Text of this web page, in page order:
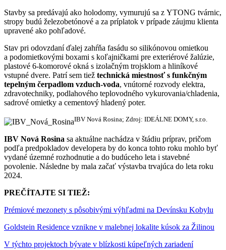
Stavby sa predávajú ako holodomy, vymurujú sa z YTONG tvárnic,
stropy budú železobetónové a za príplatok v prípade záujmu klienta
upravené ako pohľadové.
Stav pri odovzdaní ďalej zahŕňa fasádu so silikónovou omietkou
a podomietkovými boxami s koľajničkami pre exteriérové žalúzie,
plastové 6-komorové okná s izolačným trojsklom a hliníkové
vstupné dvere. Patrí sem tiež technická miestnosť s funkčným
tepelným čerpadlom vzduch-voda, vnútorné rozvody elektra,
zdravotechniky, podlahového teplovodného vykurovania/chladenia,
sadrové omietky a cementový hladený poter.
IBV Nová Rosina; Zdroj: IDEÁLNE DOMY, s.r.o.
IBV Nová Rosina sa aktuálne nachádza v štádiu príprav, pričom
podľa predpokladov developera by do konca tohto roku mohlo byť
vydané územné rozhodnutie a do budúceho leta i stavebné
povolenie. Následne by mala začať výstavba trvajúca do leta roku
2024.
PREČÍTAJTE SI TIEŽ:
Prémiové mezonety s pôsobivými výhľadmi na Devínsku Kobylu
Goldstein Residence vznikne v malebnej lokalite kúsok za Žilinou
V týchto projektoch bývate v blízkosti kúpeľných zariadení